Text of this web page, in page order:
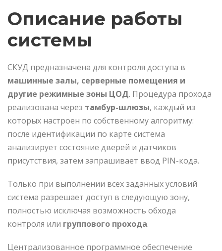
Описание работы
системы
СКУД предназначена для контроля доступа в
машинные залы, серверные помещения и
другие режимные зоны ЦОД. Процедура прохода
реализована через тамбур-шлюзы, каждый из
которых настроен по собственному алгоритму:
после идентификации по карте система
анализирует состояние дверей и датчиков
присутствия, затем запрашивает ввод PIN-кода.
Только при выполнении всех заданных условий
система разрешает доступ в следующую зону,
полностью исключая возможность обхода
контроля или группового прохода.
Централизованное программное обеспечение